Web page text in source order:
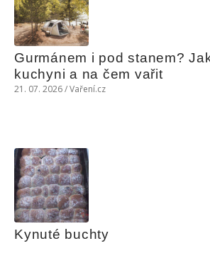
Gurmánem i pod stanem?
kuchyni a na čem vařit
21. 07. 2026 / Vaření.cz
Kynuté buchty